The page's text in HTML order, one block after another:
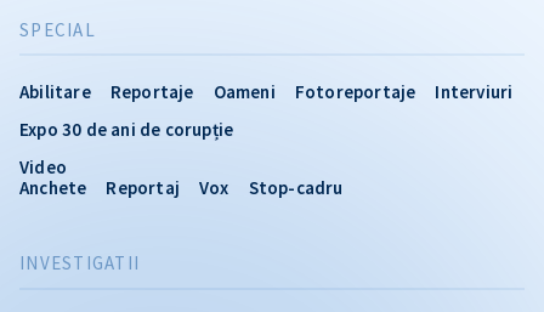
INVESTIGATII
SPECIAL
Abilitare Reportaje Oameni Fotoreportaje
Interviuri
Expo 30 de ani de corupție
Video
Anchete
Reportaj Vox Stop-cadru